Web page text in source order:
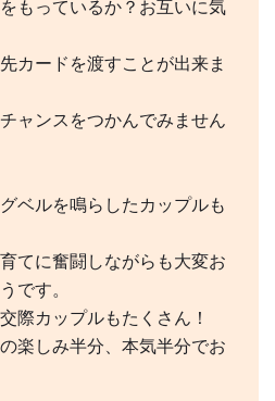
もっているか？お互いに気
カードを渡すことが出来ま
ャンスをつかんでみません
ベルを鳴らしたカップルも
てに奮闘しながらも大変お
です。
際カップルもたくさん！
楽しみ半分、本気半分でお